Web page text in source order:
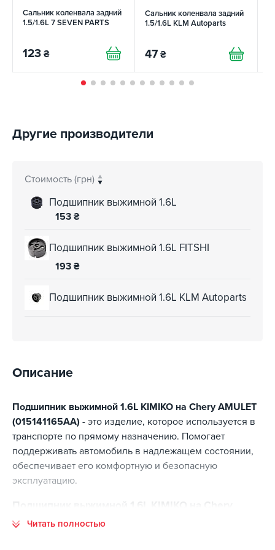
Сальник коленвала задний
1.5/1.6L 7 SEVEN PARTS
123 ₴
Сальник коленвала задний
1.5/1.6L KLM Autoparts
47 ₴
Другие производители
Стоимость (грн)
Подшипник выжимной 1.6L
153 ₴
Подшипник выжимной 1.6L FITSHI
193 ₴
Подшипник выжимной 1.6L KLM Autoparts
Описание
Подшипник выжимной 1.6L KIMIKO на Chery AMULET
(015141165AA) - это изделие, которое используется в
транспорте по прямому назначению. Помогает
поддерживать автомобиль в надлежащем состоянии,
обеспечивает его комфортную и безопасную
эксплуатацию.
Читать полностью